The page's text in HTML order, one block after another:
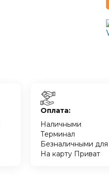
Оплата:
Наличными
Терминал
Безналичными
На карту Приват